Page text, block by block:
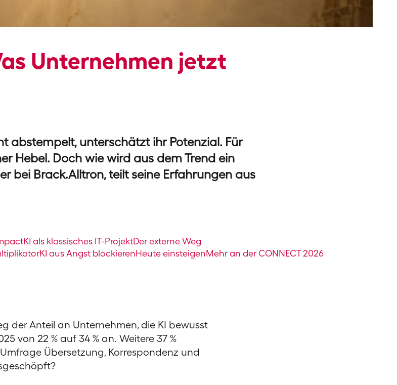
Unternehmen jetzt
abstempelt, unterschätzt ihr Potenzial. Für
Hebel. Doch wie wird aus dem Trend ein
bei Brack.Alltron, teilt seine Erfahrungen aus
KI als klassisches IT-ProjektDer externe Weg
KI aus Angst blockierenHeute einsteigenMehr an der CONNECT 2026
der Anteil an Unternehmen, die KI bewusst
von 22 % auf 34 % an. Weitere 37 %
Übersetzung, Korrespondenz und